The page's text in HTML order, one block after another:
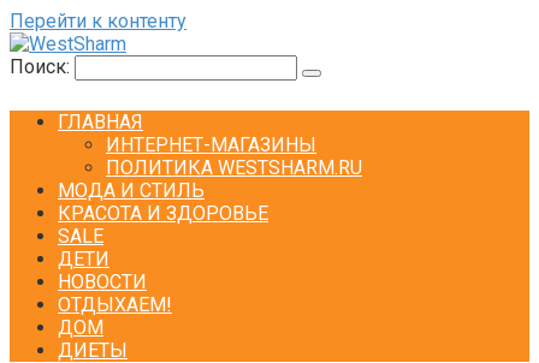
Перейти к контенту
Поиск:
ГЛАВНАЯ
ИНТЕРНЕТ-МАГАЗИНЫ
ПОЛИТИКА WESTSHARM.RU
МОДА И СТИЛЬ
КРАСОТА И ЗДОРОВЬЕ
SALE
ДЕТИ
НОВОСТИ
ОТДЫХАЕМ!
ДОМ
ДИЕТЫ